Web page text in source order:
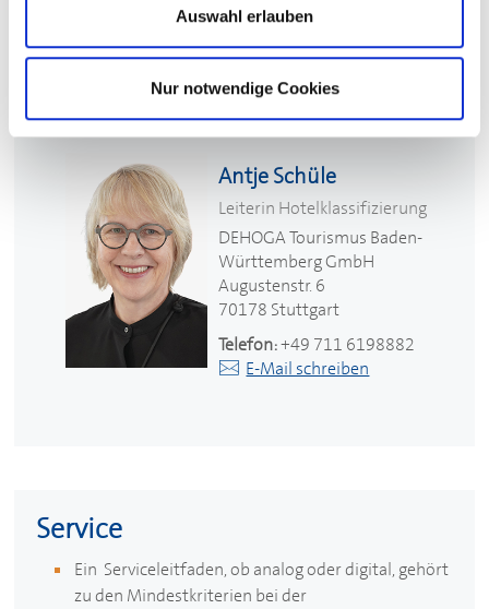
Auswahl erlauben
Nur notwendige Cookies
Ihr Kontakt
Antje Schüle
Leiterin Hotelklassifizierung
DEHOGATourismus Baden-
Württemberg GmbH
Augustenstr. 6
70178 Stuttgart
Telefon:+49 711 6198882
E-Mail schreiben
Service
Ein Serviceleitfaden, ob analog oder digital, gehört
zu den Mindestkriterien bei der